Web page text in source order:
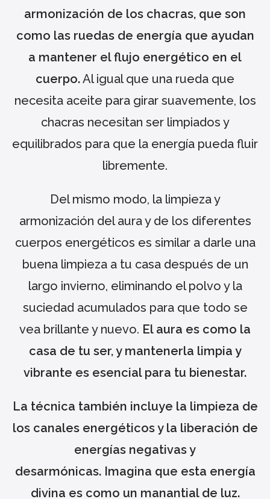
armonización de los chacras, que son
como las ruedas de energía que ayudan
a mantener el flujo energético en el
cuerpo.Al igual que una rueda que
necesita aceite para girar suavemente, los
chacras necesitan ser limpiados y
equilibrados para que la energía pueda fluir
libremente.
Del mismo modo, la limpieza y
armonización del aura y de los diferentes
cuerpos energéticos es similar a darle una
buena limpieza a tu casa después de un
largo invierno, eliminando el polvo y la
suciedad acumulados para que todo se
vea brillante y nuevo. El aura es como la
casa de tu ser, y mantenerla limpia y
vibrante es esencial para tu bienestar.
La técnica también incluye la limpieza de
los canales energéticos y la liberación de
energías negativas y
desarmónicas. Imagina que esta energía
divina es como un manantial de luz.